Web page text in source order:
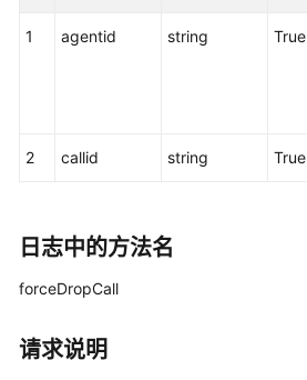
参
作
接
参
1 agentid string True
2 callid string True
日志中的方法名
forceDropCall
请求说明